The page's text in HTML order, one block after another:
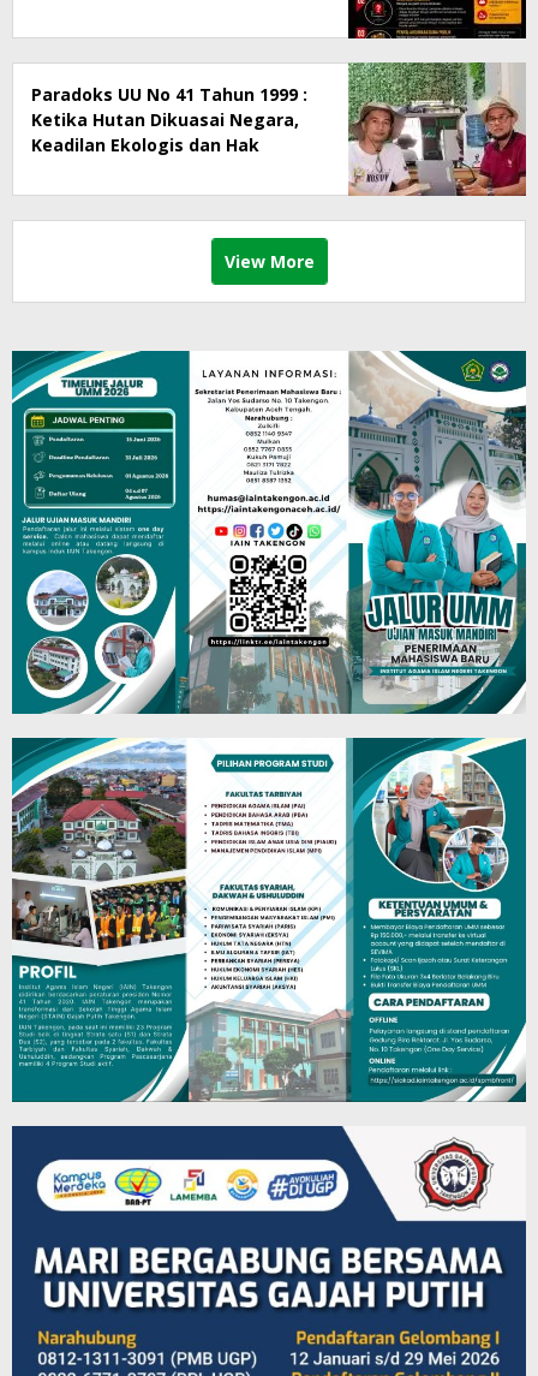
Paradoks UU No 41 Tahun 1999 :
Ketika Hutan Dikuasai Negara,
Keadilan Ekologis dan Hak
View More